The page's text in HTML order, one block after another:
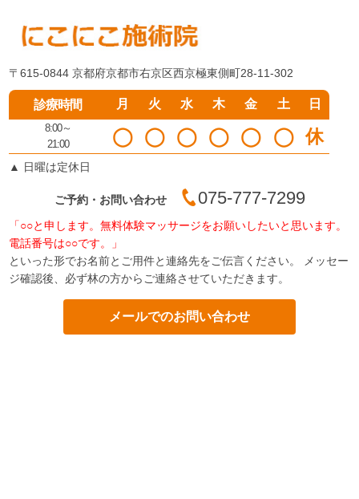
〒615-0844 京都府京都市右京区西京極東側町28-11-302
診療時間 月 火 水 木 金 土 日
8:00～
21:00
◯ ◯ ◯ ◯ ◯ ◯ 休
▲ 日曜は定休日
ご予約・お問い合わせ 075-777-7299
「○○と申します。無料体験マッサージをお願いしたいと思います。
電話番号は○○です。」
といった形でお名前とご用件と連絡先をご伝言ください。 メッセー
ジ確認後、必ず林の方からご連絡させていただきます。
メールでのお問い合わせ